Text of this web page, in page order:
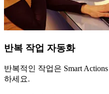
반복 작업 자동화
반복적인 작업은 Smart
하세요.